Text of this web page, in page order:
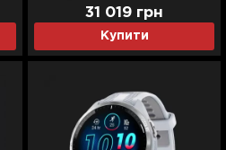
00/01)
Купити
31 019 грн